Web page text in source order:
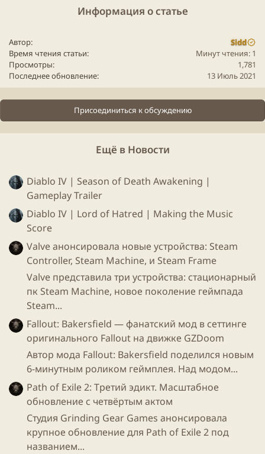
Информация о статье
Автор
Sidd
Время чтения статьи
Минут чтения: 1
Просмотры
1,781
Последнее обновление
13 Июль 2021
Присоединиться к обсуждению
Ещё в Новости
Diablo IV | Season of Death Awakening |
Gameplay Trailer
Diablo IV | Lord of Hatred | Making the Music
Score
Valve анонсировала новые устройства: Steam
Controller, Steam Machine, и Steam Frame
Valve представила три устройства: стационарный
пк Steam Machine, новое поколение геймпада
Steam...
Fallout: Bakersfield — фанатский мод в сеттинге
оригинального Fallout на движке GZDoom
Автор мода Fallout: Bakersfield поделился новым
6-минутным роликом геймплея. Над модом...
Path of Exile 2: Третий эдикт. Масштабное
обновление с четвёртым актом
Студия Grinding Gear Games анонсировала
крупное обновление для Path of Exile 2 под
названием...